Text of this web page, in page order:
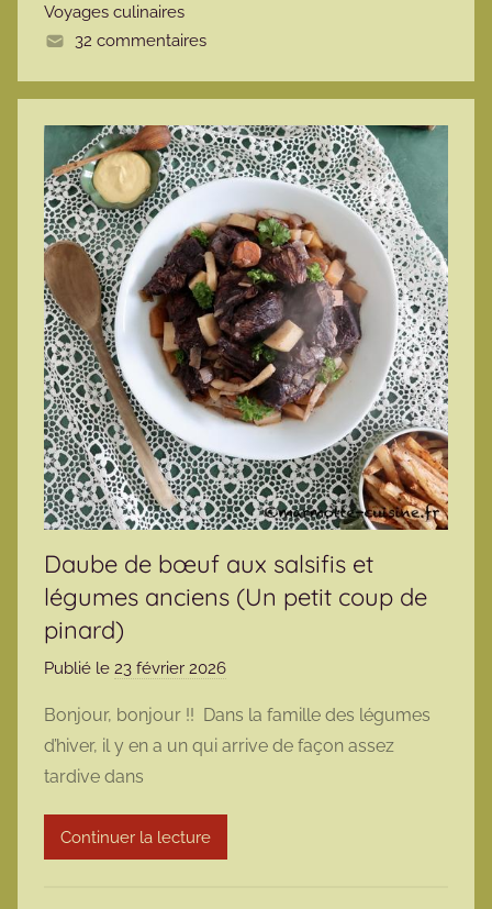
Voyages culinaires
32 commentaires
Daube de bœuf aux salsifis et
légumes anciens (Un petit coup de
pinard)
Publié le 23 février 2026
r
m
r
Bonjour, bonjour !! Dans la famille des légumes
d’hiver, il y en a un qui arrive de façon assez
tardive dans
Continuer la lecture